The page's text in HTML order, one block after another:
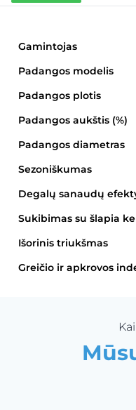
Gamintojas
Padangos modelis
Padangos plotis
Padangos aukštis (%)
Padangos diametras
Sezoniškumas
Degalų sanaudų
Sukibimas su šlapia
Išorinis triukšmas
Greičio ir apkrovos